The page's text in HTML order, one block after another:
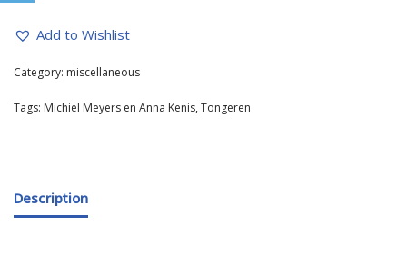
Add to Wishlist
Category: miscellaneous
Tags: Michiel Meyers en Anna Kenis,Tongeren
Description